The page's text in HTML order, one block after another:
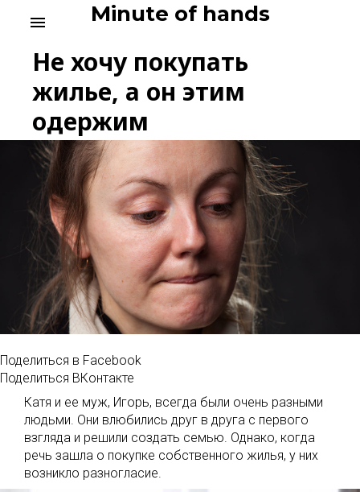
Minute of hands
menu
Не хочу покупать
жилье, а он этим
одержим
Поделиться в Facebook
Поделиться ВКонтакте
Катя и ее муж, Игорь, всегда были очень разными
людьми. Они влюбились друг в друга с первого
взгляда и решили создать семью. Однако, когда
речь зашла о покупке собственного жилья, у них
возникло разногласие.